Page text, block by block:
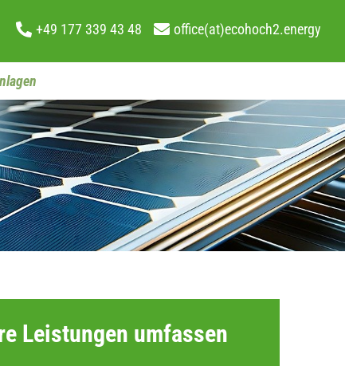
+49 177 339 43 48 office(at)ecohoch2.energy
Leistungen umfassen